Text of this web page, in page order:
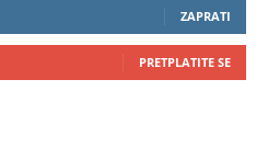
ZAPRATI
PRETPLATITE SE